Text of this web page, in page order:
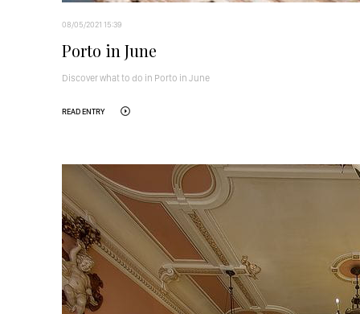
08/05/2021 15:39
Porto in June
Discover what to do in Porto in June
READ ENTRY